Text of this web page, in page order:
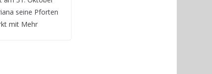
seine Pforten
mit Mehr